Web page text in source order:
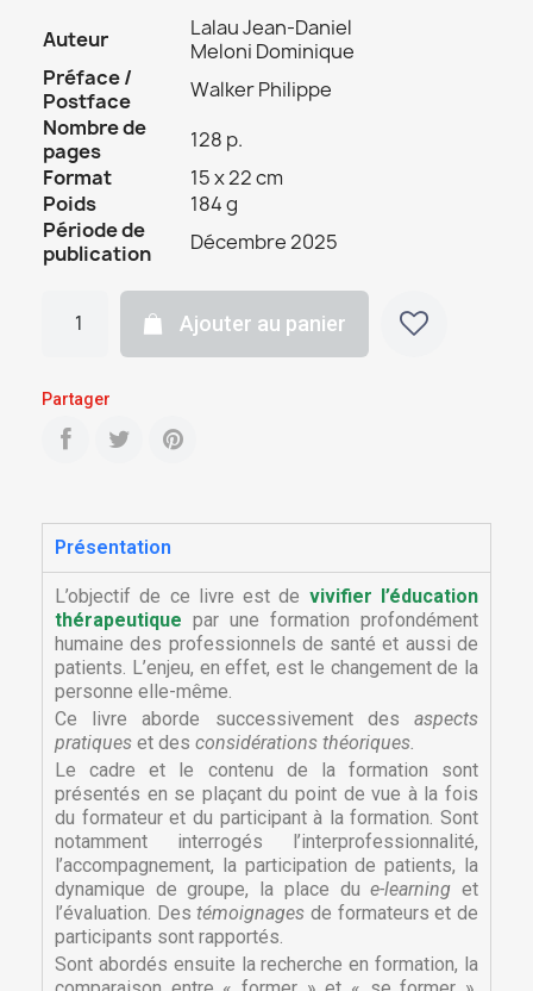
Auteur
Lalau Jean-Daniel
Meloni Dominique
Préface /
Postface
Walker Philippe
Nombre de
pages
128 p.
Format
15 x 22 cm
Poids
184 g
Période de
publication
Décembre 2025
Ajouter au panier
Partager
Présentation
L’objectif de ce livre est de vivifier l’éducation
thérapeutique par une formation profondément
humaine des professionnels de santé et aussi de
patients. L’enjeu, en effet, est le changement de la
personne elle-même.
Ce livre aborde successivement des aspects
pratiques et des considérations théoriques.
Le cadre et le contenu de la formation sont
présentés en se plaçant du point de vue à la fois
du formateur et du participant à la formation. Sont
notamment interrogés l’interprofessionnalité,
l’accompagnement, la participation de patients, la
dynamique de groupe, la place du e-learninget
l’évaluation. Destémoignages de formateurs et de
participants sont rapportés.
Sont abordés ensuite la recherche en formation, la